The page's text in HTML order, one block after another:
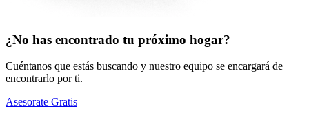
¿No has encontrado tu próximo hogar?
Cuéntanos que estás buscando y nuestro equipo se encargará de
encontrarlo por ti.
Asesorate Gratis